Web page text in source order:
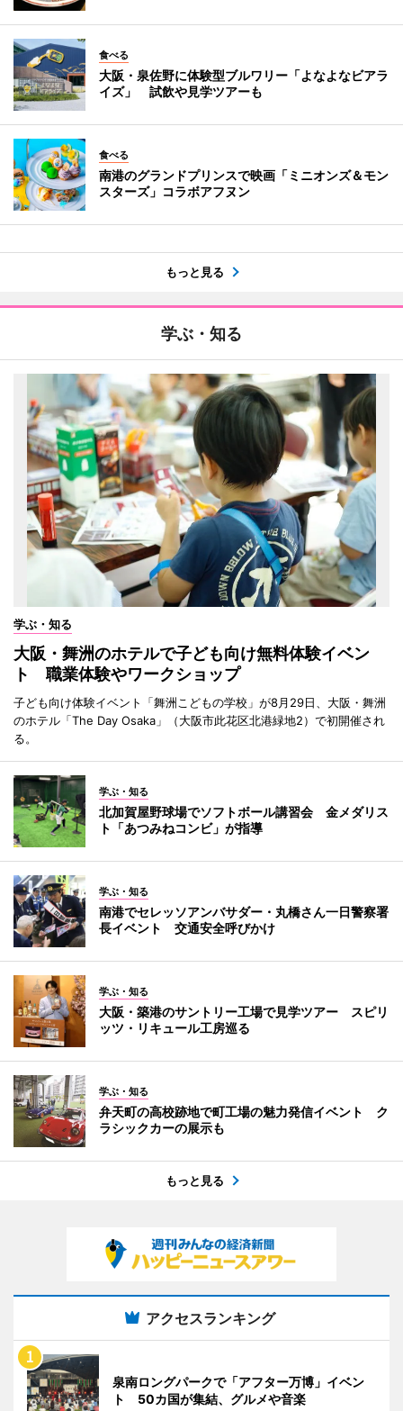
食べる
大阪・泉佐野に体験型ブルワリー「よなよなビアラ
イズ」 試飲や見学ツアーも
食べる
南港のグランドプリンスで映画「ミニオンズ＆モン
スターズ」コラボアフヌン
もっと見る
学ぶ・知る
学ぶ・知る
大阪・舞洲のホテルで子ども向け無料体験イベン
ト 職業体験やワークショップ
子ども向け体験イベント「舞洲こどもの学校」が8月29日、大阪・舞洲
のホテル「The Day Osaka」（大阪市此花区北港緑地2）で初開催され
る。
学ぶ・知る
北加賀屋野球場でソフトボール講習会 金メダリス
ト「あつみねコンビ」が指導
学ぶ・知る
南港でセレッソアンバサダー・丸橋さん一日警察署
長イベント 交通安全呼びかけ
学ぶ・知る
大阪・築港のサントリー工場で見学ツアー スピリ
ッツ・リキュール工房巡る
学ぶ・知る
弁天町の高校跡地で町工場の魅力発信イベント ク
ラシックカーの展示も
もっと見る
アクセスランキング
泉南ロングパークで「アフター万博」イベン
ト 50カ国が集結、グルメや音楽